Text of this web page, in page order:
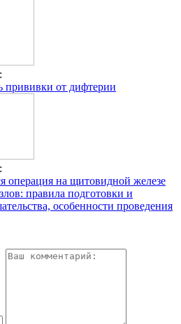
прививки от дифтерии
операция на щитовидной железе
правила подготовки и
особенности проведения